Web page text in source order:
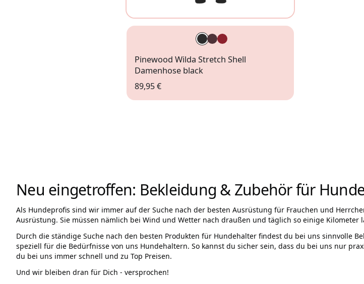
36 38 40 44
Pinewood Wilda Stretch Shell
Damenhose black
89,95 €
Neu eingetroffen: Bekleidung & Zubehör für
Als Hundeprofis sind wir immer auf der Suche nach der besten Ausrüstung für Frauchen und
Ausrüstung. Sie müssen nämlich bei Wind und Wetter nach draußen und täglich so einige Kilometer
Durch die ständige Suche nach den besten Produkten für Hundehalter findest du bei uns sinnvolle
speziell für die Bedürfnisse von uns Hundehaltern. So kannst du sicher sein, dass du bei uns nur
du bei uns immer schnell und zu Top Preisen.
Und wir bleiben dran für Dich - versprochen!